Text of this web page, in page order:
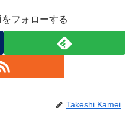
フォローする
Takeshi Kamei